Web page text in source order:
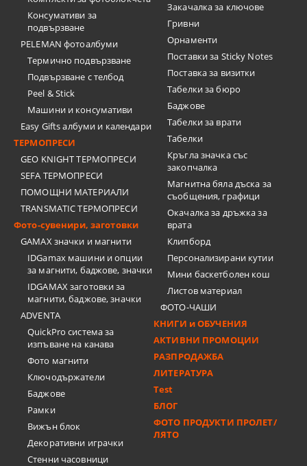
Консумативи за
подвързване
PELEMAN фотоалбуми
Термично подвързване
Подвързване с телбод
Peel & Stick
Машини и консумативи
Easy Gifts албуми и календари
ТЕРМОПРЕСИ
GEO KNIGHT ТЕРМОПРЕСИ
SEFA ТЕРМОПРЕСИ
ПОМОЩНИ МАТЕРИАЛИ
TRANSMATIC ТЕРМОПРЕСИ
Фото-сувенири, заготовки
GAMAX значки и магнити
IDGamax машини и опции
за магнити, баджове, значки
IDGAMAX заготовки за
магнити, баджове, значки
ADVENTA
QuickPro система за
изпъване на канава
Фото магнити
Ключодържатели
Баджове
Рамки
Вижън блок
Декоративни играчки
Стенни часовници
Закачалка за ключове
Гривни
Орнаменти
Поставки за Sticky Notes
Поставка за визитки
Tабелки за бюро
Баджове
Табелки за врати
Табелки
Кръгла значка със
закопчалка
Магнитна бяла дъска за
съобщения, графици
Окачалка за дръжка за
врата
Клипборд
Персонализирани кутии
Мини баскетболен кош
Листов материал
ФОТО-ЧАШИ
КНИГИ и ОБУЧЕНИЯ
АКТИВНИ ПРОМОЦИИ
РАЗПРОДАЖБА
ЛИТЕРАТУРА
Test
БЛОГ
ФОТО ПРОДУКТИ ПРОЛЕТ/
ЛЯТО